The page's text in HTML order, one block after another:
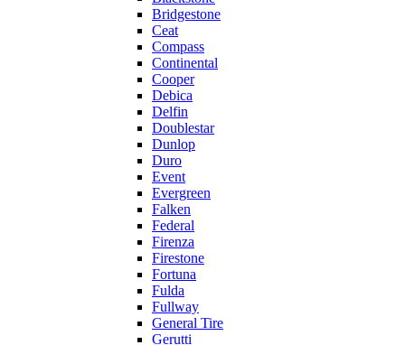
Bridgestone
Ceat
Compass
Continental
Cooper
Debica
Delfin
Doublestar
Dunlop
Duro
Event
Evergreen
Falken
Federal
Firenza
Firestone
Fortuna
Fulda
Fullway
General Tire
Gerutti